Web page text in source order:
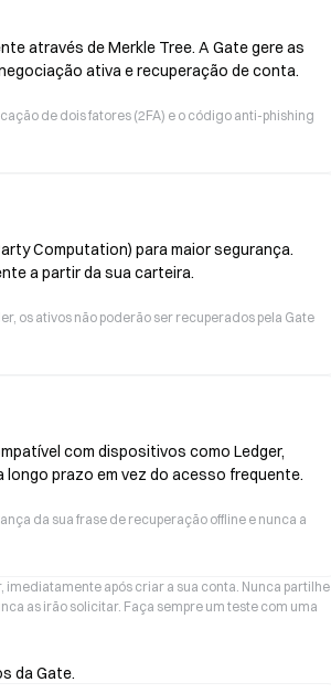
através de Merkle Tree. A Gate gere as
ativa e recuperação de conta.
de dois fatores (2FA) e o código anti-phishing
Computation) para maior segurança.
a partir da sua carteira.
os ativos não poderão ser recuperados pela Gate
com dispositivos como Ledger,
longo prazo em vez do acesso frequente.
da sua frase de recuperação offline e nunca a
após criar a sua conta. Nunca partilhe
as irão solicitar. Faça sempre um teste com uma
da Gate.